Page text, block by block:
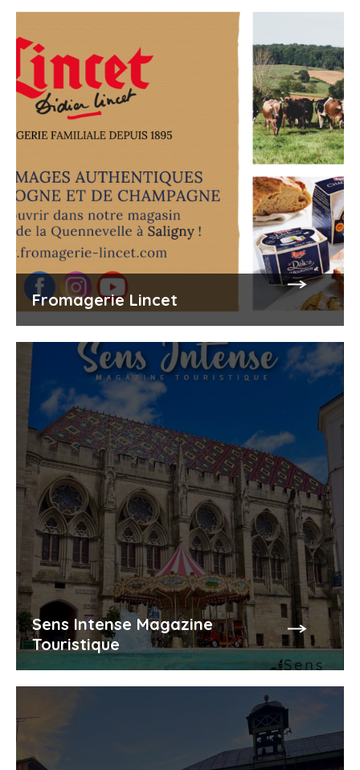
Fromagerie Lincet
Sens Intense Magazine
Touristique